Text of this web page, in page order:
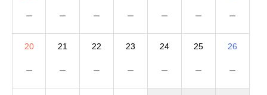
－ － － － － － －
20
－
21
－
22
－
23
－
24
－
25
－
26
－